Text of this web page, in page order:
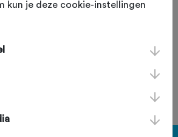
2025
kun je deze cookie-instellingen